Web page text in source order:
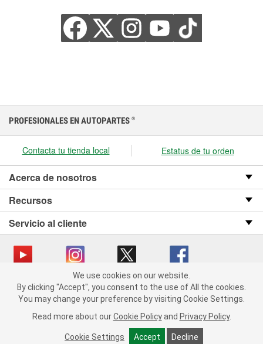
We use cookies on our website. By clicking "Accept", you consent
to the use of All the cookies.
You may change your preference by visiting Cookie Settings.
Read more about our Cookie Policy and Privacy Policy.
Cookie Settings Accept Decline
PROFESIONALES EN AUTOPARTES ®
Contacta tu tienda local Estatus de tu orden
Acerca de nosotros
Recursos
Servicio al cliente
Copyright © 2008-2026 O’Reilly Auto Parts v OST_3.2.0.0.729 (3) cv1361
catalog_main
Política de privacidad
Ley de transparencia en las cadenas de suministro
We use cookies on our website.
By clicking "Accept", you consent to the use of All the cookies.
You may change your preference by visiting Cookie Settings.
Read more about our Cookie Policy and Privacy Policy.
Cookie Settings Accept Decline